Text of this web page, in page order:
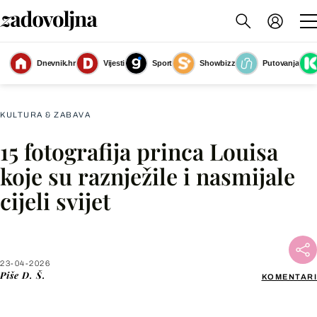
Dnevnik.hr Vijesti Sport Showbizz
Putovanja
Princ Louis s mamom Catherine
(Foto: Afp)
KULTURA & ZABAVA
15 fotografija princa Louisa
koje su raznježile i nasmijale
cijeli svijet
23-04-2026
Piše D. Š. KOMENTARI
Facebook
X